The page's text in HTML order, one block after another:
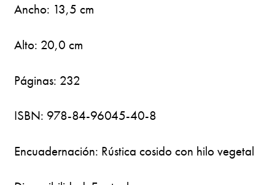
Ancho: 13,5 cm
Alto: 20,0 cm
Páginas: 232
ISBN: 978-84-96045-40-8
Encuadernación: Rústica cosido con hilo vegetal